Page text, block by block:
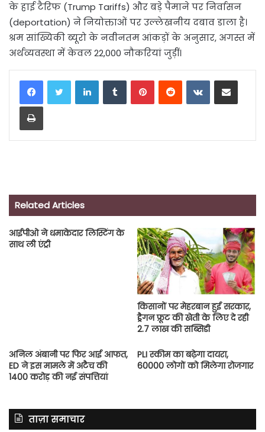
के हाई टैरिफ (Trump Tariffs) और बड़े पैमाने पर निर्वासन
(deportation) ने नियोक्ताओं पर उल्लेखनीय दबाव डाला है।
श्रम सांख्यिकी ब्यूरो के नवीनतम आंकड़ों के अनुसार, अगस्त में
अर्थव्यवस्था में केवल 22,000 नौकरियां जुड़ीं।
LinkedInTumblrPinterestReddit VKontakteShare via Email
Print
Related Articles
आईपीओ ने धमाकेदार लिस्टिंग के
साथ ली एंट्री
किसानों पर मेहरबान हुई सरकार,
ड्रैगन फ्रूट की खेती के लिए दे रही
2.7 लाख की सब्सिडी
अनिल अंबानी पर फिर आई आफत,
ED ने इस मामले में अटैच की
1400 करोड़ की नई संपत्तियां
PLI स्कीम का बढ़ेगा दायरा,
60000 लोगों को मिलेगा रोजगार
ताज़ा समाचार